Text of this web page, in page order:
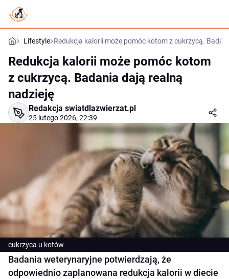
Lifestyle Redukcja kalorii może pomóc kotom z cukrzycą.
Redukcja kalorii może pomóc kotom
z cukrzycą. Badania dają realną
nadzieję
Redakcja swiatdlazwierzat.pl
25 lutego 2026, 22:39
cukrzyca u kotów
Badania weterynaryjne potwierdzają, że
odpowiednio zaplanowana redukcja kalorii w diecie